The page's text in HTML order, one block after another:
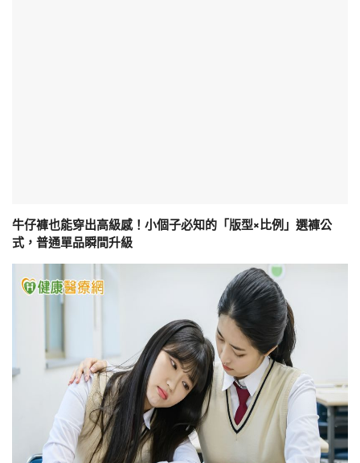
牛仔褲也能穿出高級感！小個子必知的「版型×比例」選褲公
式，普通單品瞬間升級